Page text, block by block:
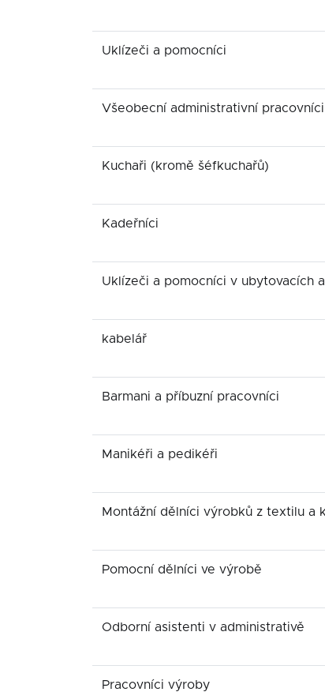
Uklízeči a pomocníci
Všeobecní administrativní pracovníci
Kuchaři (kromě šéfkuchařů)
Kadeřníci
Uklízeči a pomocníci v ubytovacích
kabelář
Barmani a příbuzní pracovníci
Manikéři a pedikéři
Montážní dělníci výrobků z textilu a
Pomocní dělníci ve výrobě
Odborní asistenti v administrativě
Pracovníci výroby